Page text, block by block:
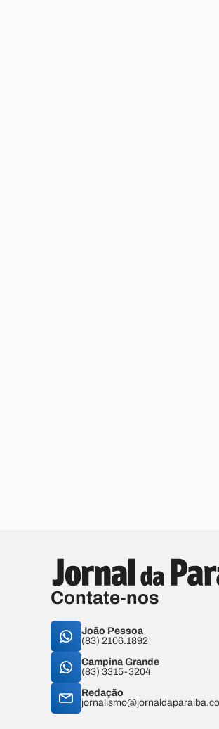
Contate-nos
João Pessoa
(83) 2106.1892
Campina Grande
(83) 3315-3204
Redação